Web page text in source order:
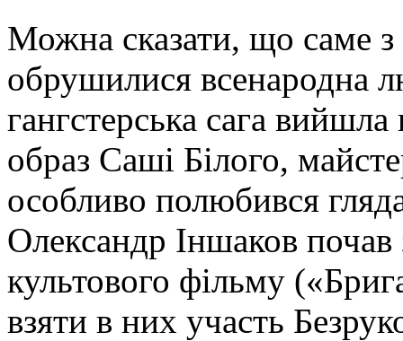
Можна сказати, що саме з
обрушилися всенародна
гангстерська сага
образ Саші Білого,
особливо полюбився
Олександр Іншаков
культового фільму
взяти в них участь